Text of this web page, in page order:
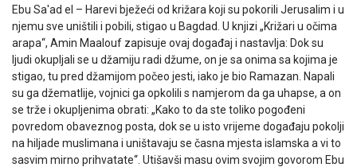
Ebu Sa'ad el – Harevi bježeći od križara koji su pokorili Jerusalim i u
njemu sve uništili i pobili, stigao u Bagdad. U knjizi „Križari u očima
arapa“, Amin Maalouf zapisuje ovaj događaj i nastavlja: Dok su
ljudi okupljali se u džamiju radi džume, on je sa onima sa kojima je
stigao, tu pred džamijom počeo jesti, iako je bio Ramazan. Napali
su ga džematlije, vojnici ga opkolili s namjerom da ga uhapse, a on
se trže i okupljenima obrati: „Kako to da ste toliko pogođeni
povredom obaveznog posta, dok se u isto vrijeme događaju pokolji
na hiljade muslimana i uništavaju se časna mjesta islamska a vi to
sasvim mirno prihvatate“. Utišavši masu ovim svojim govorom Ebu